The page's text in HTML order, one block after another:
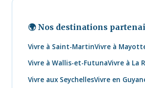
🌍 Nos destinations
Vivre à Saint-MartinVivre à
Vivre à Wallis-et-FutunaVivre à La
Vivre aux SeychellesVivre en